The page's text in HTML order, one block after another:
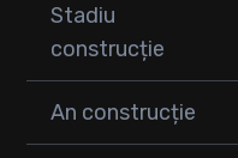
Stadiu
construcție
An construcție